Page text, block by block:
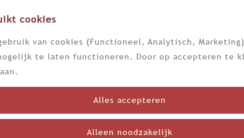
cookies
van cookies (Functioneel, Analytisch,
te laten functioneren. Door op accepteren te
Alles accepteren
Alleen noodzakelijk